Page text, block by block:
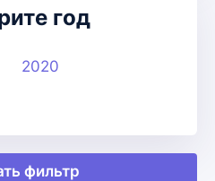
год
2020
фильтр